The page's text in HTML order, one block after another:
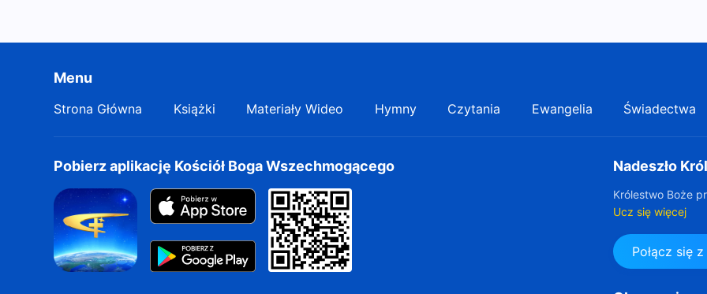
Menu
Strona Główna Książki Materiały Wideo Hymny Czytania Ewangelia Świadectwa
Pobierz aplikację Kościół Boga Wszechmogącego Nadeszło
Królestwo Boże
Ucz się więcej
Połącz się